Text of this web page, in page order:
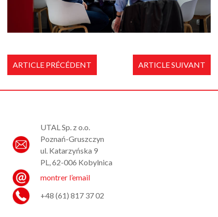
ARTICLE PRÉCÉDENT ARTICLE SUIVANT
UTAL Sp. z o.o.
Poznań-Gruszczyn
ul. Katarzyńska 9
PL, 62-006 Kobylnica
montrer l’email
+48 (61) 817 37 02